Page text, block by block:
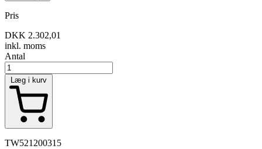
Pris
DKK 2.302,01
inkl. moms
Antal
Læg i kurv
TW521200315